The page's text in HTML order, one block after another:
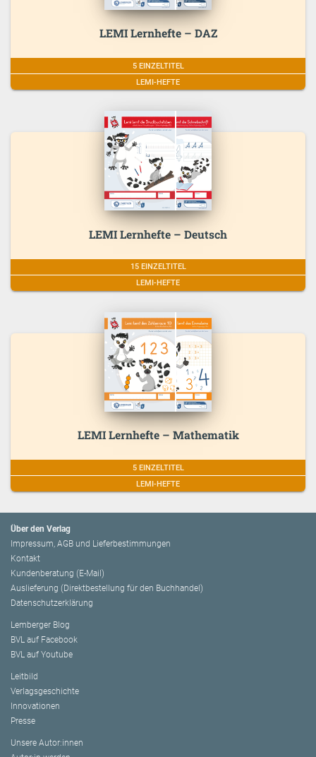
LEMI Lernhefte – DAZ
5 EINZELTITEL
LEMI-HEFTE
LEMI Lernhefte – Deutsch
15 EINZELTITEL
LEMI-HEFTE
LEMI Lernhefte – Mathematik
5 EINZELTITEL
LEMI-HEFTE
Über den Verlag
Impressum, AGB und Lieferbestimmungen
Kontakt
Kundenberatung (E-Mail)
Auslieferung (Direktbestellung für den Buchhandel)
Datenschutzerklärung
Lemberger Blog
BVL auf Facebook
BVL auf Youtube
Leitbild
Verlagsgeschichte
Innovationen
Presse
Unsere Autor:innen